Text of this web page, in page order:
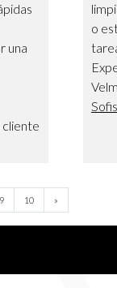
una
cliente
o
9 10 »Next